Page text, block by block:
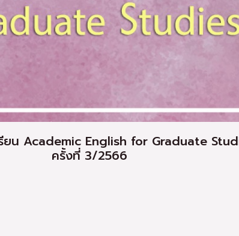
ยน Academic English for Graduate
ครั้งที่ 3/2566